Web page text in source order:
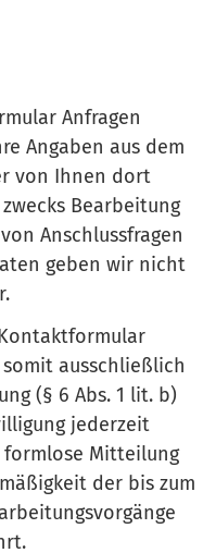
Anfragen
Angaben aus dem
von Ihnen dort
Bearbeitung
Anschlussfragen
geben wir nicht
ausschließlich
(§ 6 Abs. 1 lit. b)
jederzeit
Mitteilung
der bis zum